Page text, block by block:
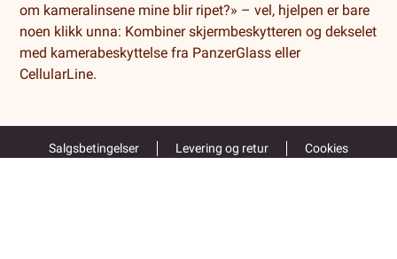
om kameralinsene mine blir ripet?» – vel, hjelpen er bare
noen klikk unna: Kombiner skjermbeskytteren og dekselet
med kamerabeskyttelse fra PanzerGlass eller
CellularLine.
Salgsbetingelser Levering og retur Cookies